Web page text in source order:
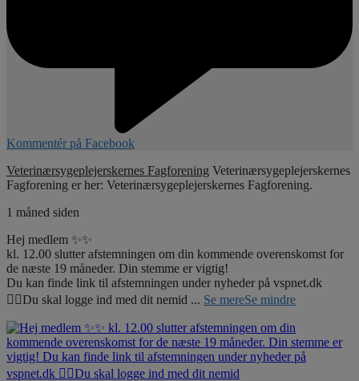
Kommentér på Facebook
Veterinærsygeplejerskernes Fagforening Veterinærsygeplejerskernes
Fagforening er her: Veterinærsygeplejerskernes Fagforening.
1 måned siden
Hej medlem ✨✨
kl. 12.00 slutter afstemningen om din kommende overenskomst for
de næste 19 måneder. Din stemme er vigtig!
Du kan finde link til afstemningen under nyheder på vspnet.dk
☝🏼Du skal logge ind med dit nemid ... Se mereSe mindre